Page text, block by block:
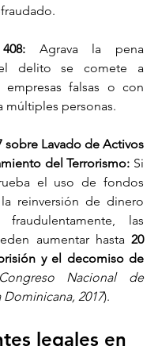
Agrava la pena
delito se comete a
empresas falsas o con
múltiples personas.
sobre Lavado de Activos
del Terrorismo: Si
el uso de fondos
reinversión de dinero
fraudulentamente, las
aumentar hasta 20
y el decomiso de
Nacional de
Dominicana, 2017).
legales en